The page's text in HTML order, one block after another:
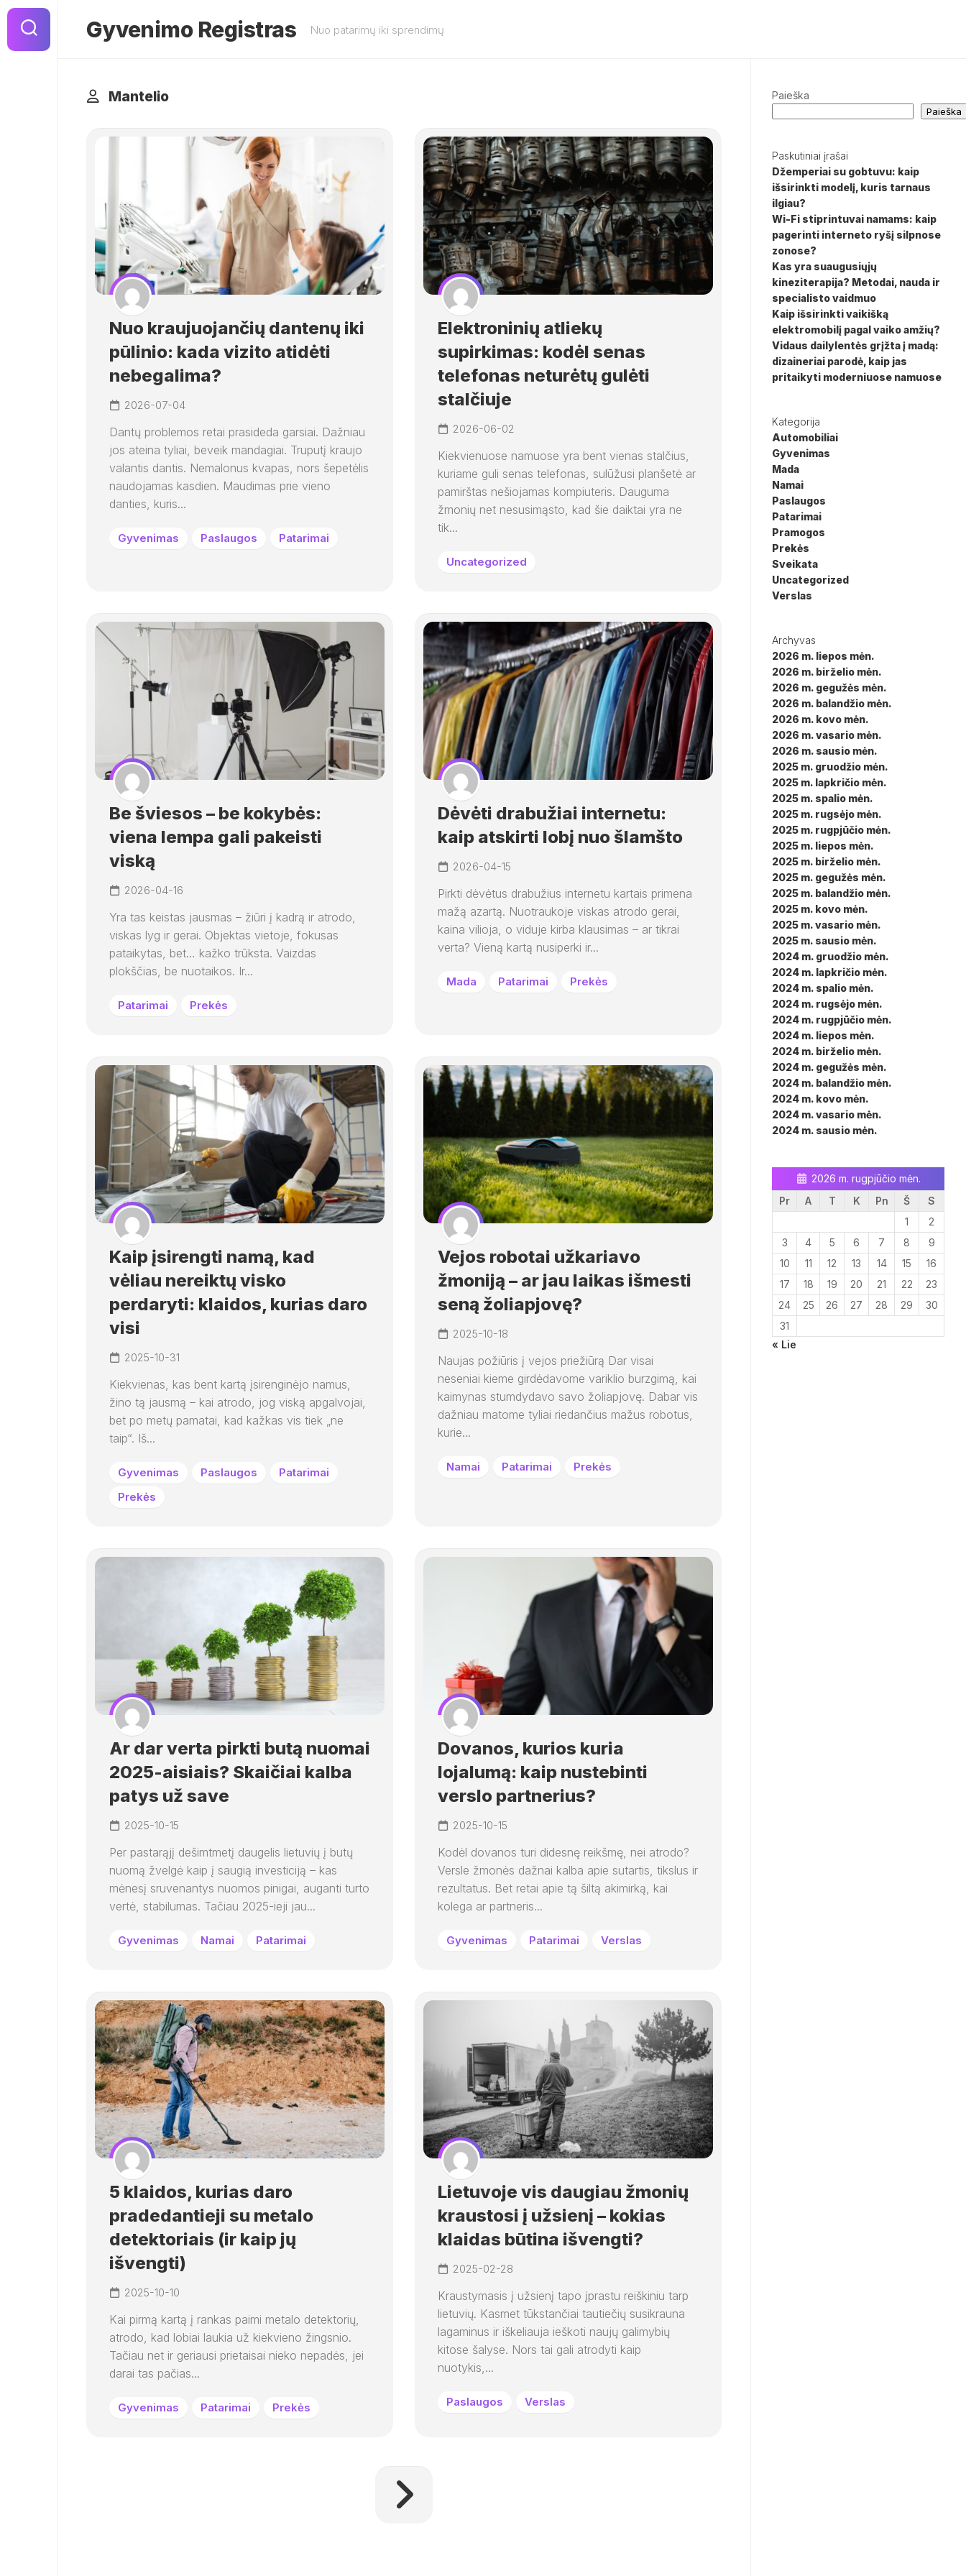
Skip
content
Gyvenimo Registras Nuo patarimų iki sprendimų
Mantelio
Nuo kraujuojančių dantenų iki
pūlinio: kada vizito atidėti
nebegalima?
2026-07-04
Dantų problemos retai prasideda garsiai. Dažniau
jos ateina tyliai, beveik mandagiai. Truputį kraujo
valantis dantis. Nemalonus kvapas, nors šepetėlis
naudojamas kasdien. Maudimas prie vieno
danties, kuris...
Gyvenimas Paslaugos Patarimai
Elektroninių atliekų
supirkimas: kodėl senas
telefonas neturėtų gulėti
stalčiuje
2026-06-02
Kiekvienuose namuose yra bent vienas stalčius,
kuriame guli senas telefonas, sulūžusi planšetė ar
pamirštas nešiojamas kompiuteris. Dauguma
žmonių net nesusimąsto, kad šie daiktai yra ne
tik...
Uncategorized
Be šviesos – be kokybės:
viena lempa gali pakeisti
viską
2026-04-16
Yra tas keistas jausmas – žiūri į kadrą ir atrodo,
viskas lyg ir gerai. Objektas vietoje, fokusas
pataikytas, bet… kažko trūksta. Vaizdas
plokščias, be nuotaikos. Ir...
Patarimai Prekės
Dėvėti drabužiai internetu:
kaip atskirti lobį nuo šlamšto
2026-04-15
Pirkti dėvėtus drabužius internetu kartais primena
mažą azartą. Nuotraukoje viskas atrodo gerai,
kaina vilioja, o viduje kirba klausimas – ar tikrai
verta? Vieną kartą nusiperki ir...
Mada Patarimai Prekės
Kaip įsirengti namą, kad
vėliau nereiktų visko
perdaryti: klaidos, kurias daro
visi
2025-10-31
Kiekvienas, kas bent kartą įsirenginėjo namus,
žino tą jausmą – kai atrodo, jog viską apgalvojai,
bet po metų pamatai, kad kažkas vis tiek „ne
taip“. Iš...
Gyvenimas Paslaugos
Patarimai
Prekės
Vejos robotai užkariavo
žmoniją – ar jau laikas išmesti
seną žoliapjovę?
2025-10-18
Naujas požiūris į vejos priežiūrą Dar visai
neseniai kieme girdėdavome variklio burzgimą, kai
kaimynas stumdydavo savo žoliapjovę. Dabar vis
dažniau matome tyliai riedančius mažus robotus,
kurie...
Namai Patarimai Prekės
Ar dar verta pirkti butą nuomai
2025-aisiais? Skaičiai kalba
patys už save
2025-10-15
Per pastarąjį dešimtmetį daugelis lietuvių į butų
nuomą žvelgė kaip į saugią investiciją – kas
mėnesį sruvenantys nuomos pinigai, auganti turto
vertė, stabilumas. Tačiau 2025-ieji jau...
Gyvenimas Namai Patarimai
Dovanos, kurios kuria
lojalumą: kaip nustebinti
verslo partnerius?
2025-10-15
Kodėl dovanos turi didesnę reikšmę, nei atrodo?
Versle žmonės dažnai kalba apie sutartis, tikslus ir
rezultatus. Bet retai apie tą šiltą akimirką, kai
kolega ar partneris...
Gyvenimas Patarimai Verslas
5 klaidos, kurias daro
pradedantieji su metalo
detektoriais (ir kaip jų
išvengti)
2025-10-10
Kai pirmą kartą į rankas paimi metalo detektorių,
atrodo, kad lobiai laukia už kiekvieno žingsnio.
Tačiau net ir geriausi prietaisai nieko nepadės, jei
darai tas pačias...
Gyvenimas Patarimai Prekės
Lietuvoje vis daugiau žmonių
kraustosi į užsienį – kokias
klaidas būtina išvengti?
2025-02-28
Kraustymasis į užsienį tapo įprastu reiškiniu tarp
lietuvių. Kasmet tūkstančiai tautiečių susikrauna
lagaminus ir iškeliauja ieškoti naujų galimybių
kitose šalyse. Nors tai gali atrodyti kaip
nuotykis,...
Paslaugos Verslas
Paieška
Paieška
Paskutiniai įrašai
Džemperiai su gobtuvu: kaip
išsirinkti modelį, kuris tarnaus
ilgiau?
Wi-Fi stiprintuvai namams: kaip
pagerinti interneto ryšį silpnose
zonose?
Kas yra suaugusiųjų
kineziterapija? Metodai, nauda ir
specialisto vaidmuo
Kaip išsirinkti vaikišką
elektromobilį pagal vaiko amžių?
Vidaus dailylentės grįžta į madą:
dizaineriai parodė, kaip jas
pritaikyti moderniuose namuose
Kategorija
Automobiliai
Gyvenimas
Mada
Namai
Paslaugos
Patarimai
Pramogos
Prekės
Sveikata
Uncategorized
Verslas
Archyvas
2026 m. liepos mėn.
2026 m. birželio mėn.
2026 m. gegužės mėn.
2026 m. balandžio mėn.
2026 m. kovo mėn.
2026 m. vasario mėn.
2026 m. sausio mėn.
2025 m. gruodžio mėn.
2025 m. lapkričio mėn.
2025 m. spalio mėn.
2025 m. rugsėjo mėn.
2025 m. rugpjūčio mėn.
2025 m. liepos mėn.
2025 m. birželio mėn.
2025 m. gegužės mėn.
2025 m. balandžio mėn.
2025 m. kovo mėn.
2025 m. vasario mėn.
2025 m. sausio mėn.
2024 m. gruodžio mėn.
2024 m. lapkričio mėn.
2024 m. spalio mėn.
2024 m. rugsėjo mėn.
2024 m. rugpjūčio mėn.
2024 m. liepos mėn.
2024 m. birželio mėn.
2024 m. gegužės mėn.
2024 m. balandžio mėn.
2024 m. kovo mėn.
2024 m. vasario mėn.
2024 m. sausio mėn.
2026 m. rugpjūčio mėn.
Pr
A T K Pn Š
S
1
2
3
4 5 6 7 8
9
10
11 12 13 14 15
16
17
18 19 20 21 22
23
24
25 26 27 28 29
30
31
« Lie